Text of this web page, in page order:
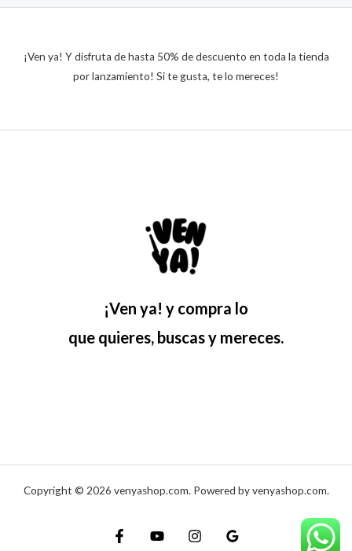
¡Ven ya! Y disfruta de hasta 50% de descuento en toda la tienda
por lanzamiento! Si te gusta, te lo mereces!
¡Ven ya! y compra lo
que quieres, buscas y mereces.
Copyright © 2026 venyashop.com. Powered by venyashop.com.